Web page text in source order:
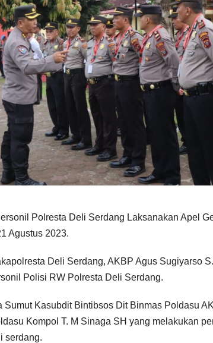
Polresta Deli Serdang Laksanakan Apel
Agustus 2023.
Deli Serdang, AKBP Agus Sugiyarso
Polisi RW Polresta Deli Serdang.
Sumut Kasubdit Bintibsos Dit Binmas Poldasu
Kompol T. M Sinaga SH yang melakukan
serdang.